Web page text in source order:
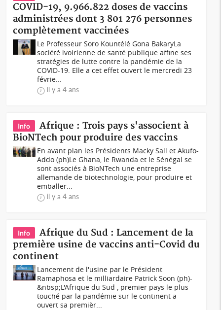
COVID-19, 9.966.822 doses de vaccins
administrées dont 3 801 276 personnes
complètement vaccinées
Le Professeur Soro Kountélé Gona BakaryLa
société ivoirienne de santé publique affine ses
stratégies de lutte contre la pandémie de la
COVID-19. Elle a cet effet ouvert le mercredi 23
févrie...
il y a 4 ans
Info
Afrique : Trois pays s'associent à
BioNTech pour produire des vaccins
En avant plan les Présidents Macky Sall et Akufo-
Addo (ph)Le Ghana, le Rwanda et le Sénégal se
sont associés à BioNTech une entreprise
allemande de biotechnologie, pour produire et
emballer...
il y a 4 ans
Info
Afrique du Sud : Lancement de la
première usine de vaccins anti-Covid du
continent
Lancement de l'usine par le Président
Ramaphosa et le milliardaire Patrick Soon (ph)-
&nbsp;L'Afrique du Sud , premier pays le plus
touché par la pandémie sur le continent a
ouvert sa premièr...